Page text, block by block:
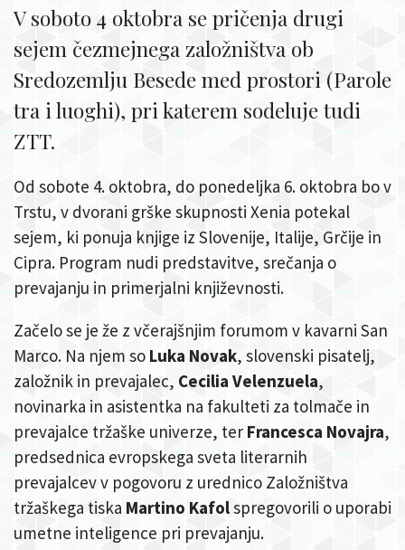
V soboto 4 oktobra se pričenja drugi
sejem čezmejnega založništva ob
Sredozemlju Besede med prostori (Parole
tra i luoghi), pri katerem sodeluje tudi
ZTT.
Od sobote 4. oktobra, do ponedeljka 6. oktobra bo v
Trstu, v dvorani grške skupnosti Xenia potekal
sejem, ki ponuja knjige iz Slovenije, Italije, Grčije in
Cipra. Program nudi predstavitve, srečanja o
prevajanju in primerjalni književnosti.
Začelo se je že z včerajšnjim forumom v kavarni San
Marco. Na njem so Luka Novak, slovenski pisatelj,
založnik in prevajalec, Cecilia Velenzuela,
novinarka in asistentka na fakulteti za tolmače in
prevajalce tržaške univerze, ter Francesca Novajra,
predsednica evropskega sveta literarnih
prevajalcev v pogovoru z urednico Založništva
tržaškega tiska Martino Kafolspregovorili o uporabi
umetne inteligence pri prevajanju.